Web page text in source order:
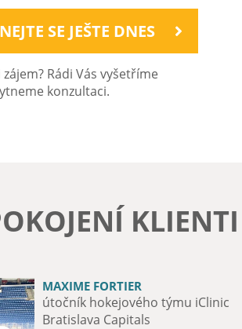
SE JEŠTE DNES
Rádi Vás vyšetříme
konzultaci.
KLIENTI
MAXIME FORTIER
útočník hokejového týmu iClinic
Bratislava Capitals
JURIJ MEDVEDĚV
fotbalový obránce, ŠK Slovan